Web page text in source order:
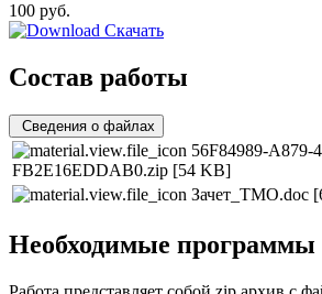
100 руб.
Скачать
Состав работы
Сведения о файлах
56F84989-A879-
FB2E16EDDAB0.zip [54 KB]
Зачет_ТМО.doc
Необходимые программы